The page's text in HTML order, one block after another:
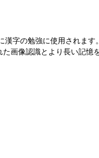
字の勉強に使用されま
画像認識とより長い記憶